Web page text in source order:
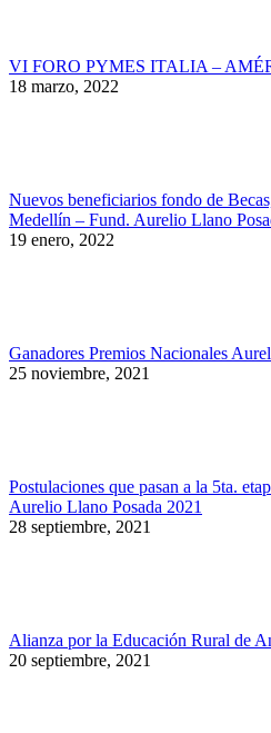
VI FORO PYMES ITALIA –
18 marzo, 2022
Nuevos beneficiarios fondo de
Medellín – Fund. Aurelio Llano
19 enero, 2022
Ganadores Premios Nacionales
25 noviembre, 2021
Postulaciones que pasan a la 5ta.
Aurelio Llano Posada 2021
28 septiembre, 2021
Alianza por la Educación Rural de
20 septiembre, 2021